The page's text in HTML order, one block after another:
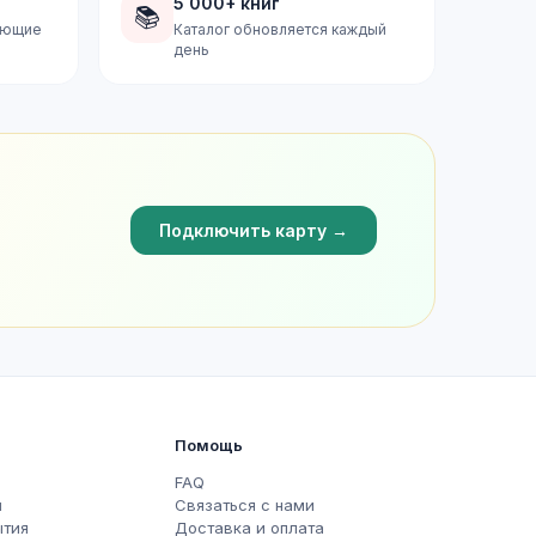
📚
Каталог обновляется каждый
день
Подключить карту →
Помощь
FAQ
Связаться с нами
Доставка и оплата